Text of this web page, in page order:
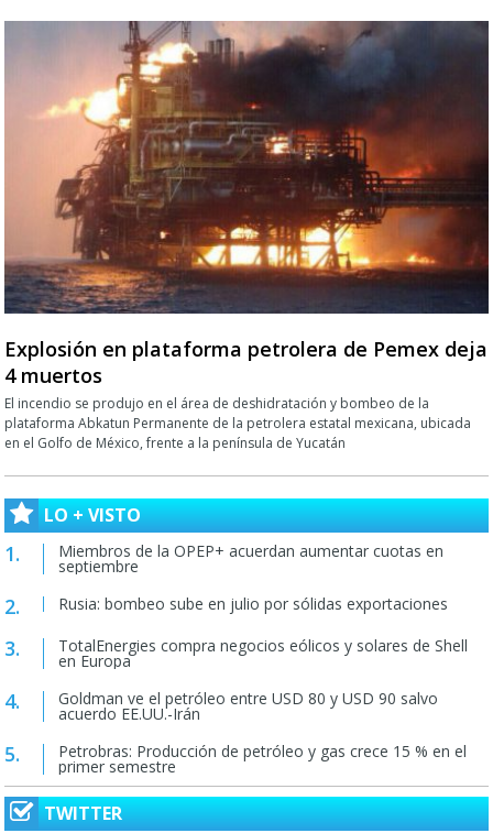
Explosión en plataforma petrolera de Pemex deja
4 muertos
El incendio se produjo en el área de deshidratación y bombeo de la
plataforma Abkatun Permanente de la petrolera estatal mexicana, ubicada
en el Golfo de México, frente a la península de Yucatán
LO + VISTO
Miembros de la OPEP+ acuerdan aumentar cuotas en
septiembre
Rusia: bombeo sube en julio por sólidas exportaciones
TotalEnergies compra negocios eólicos y solares de Shell
en Europa
Goldman ve el petróleo entre USD 80 y USD 90 salvo
acuerdo EE.UU.-Irán
Petrobras: Producción de petróleo y gas crece 15 % en el
primer semestre
TWITTER